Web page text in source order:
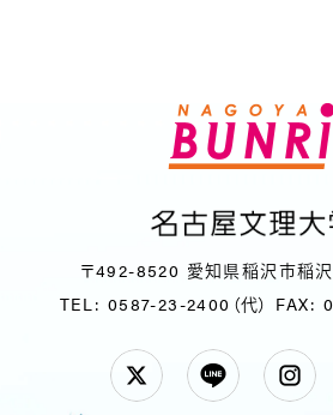
〒492-8520 愛知県稲沢市稲
TEL: 0587-23-2400（代） FAX: